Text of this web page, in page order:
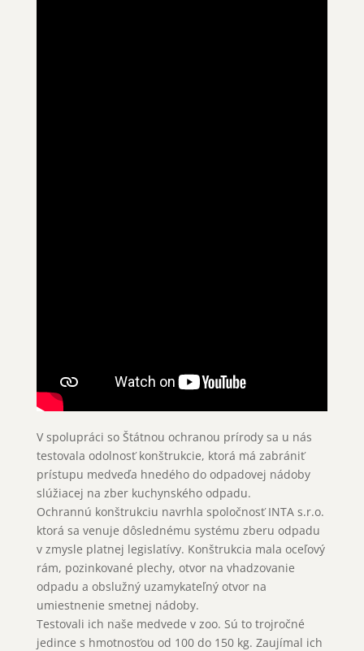
V spolupráci so Štátnou ochranou prírody sa u nás
testovala odolnosť konštrukcie, ktorá má zabrániť
prístupu medveďa hnedého do odpadovej nádoby
slúžiacej na zber kuchynského odpadu.
Ochrannú konštrukciu navrhla spoločnosť INTA s.r.o.
ktorá sa venuje dôslednému systému zberu odpadu
v zmysle platnej legislatívy. Konštrukcia mala oceľový
rám, pozinkované plechy, otvor na vhadzovanie
odpadu a obslužný uzamykateľný otvor na
umiestnenie smetnej nádoby.
Testovali ich naše medvede v zoo. Sú to trojročné
jedince s hmotnosťou od 100 do 150 kg. Zaujímal ich